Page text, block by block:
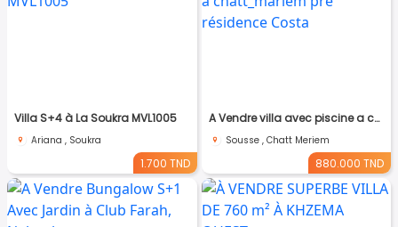
Villa S+4 à La Soukra MVL1005
Ariana , Soukra
1.700 TND
A Vendre villa avec piscine a chatt_mariem pré résidence Costa
Sousse , Chatt Meriem
880.000 TND